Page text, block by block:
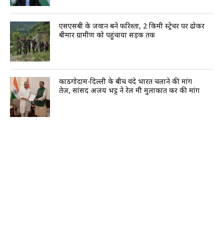
एसएसबी के जवान बने फरिश्ता, 2 किमी स्ट्रेचर पर ढोकर
बीमार ग्रामीण को पहुंचाया सड़क तक
काठगोदाम-दिल्ली के बीच वंदे भारत चलाने की मांग
तेज, सांसद अजय भट्ट ने रेल मंत्री मुलाकात कर की मांग